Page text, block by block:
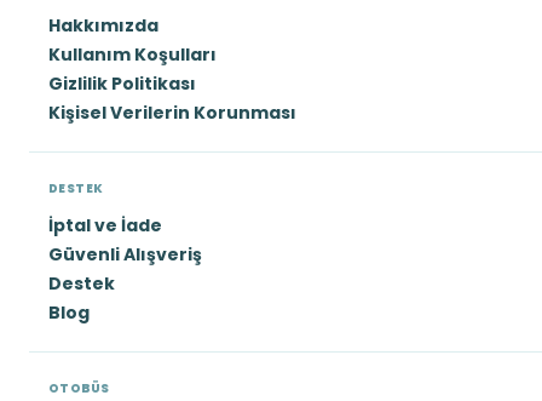
Hakkımızda
Kullanım Koşulları
Gizlilik Politikası
Kişisel Verilerin Korunması
DESTEK
İptal ve İade
Güvenli Alışveriş
Destek
Blog
OTOBÜS